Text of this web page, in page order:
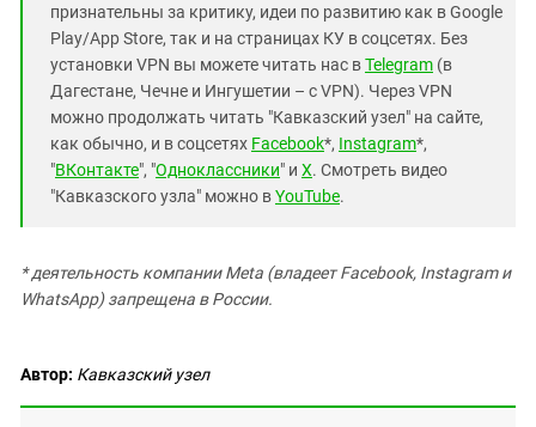
признательны за критику, идеи по развитию как в Google
Play/App Store, так и на страницах КУ в соцсетях. Без
установки VPN вы можете читать нас вTelegram (в
Дагестане, Чечне и Ингушетии – с VPN). Через VPN
можно продолжать читать "Кавказский узел" на сайте,
как обычно, и в соцсетях Facebook*, Instagram*,
"ВКонтакте", "Одноклассники" и X. Смотреть видео
"Кавказского узла" можно вYouTube.
* деятельность компании Meta (владеет Facebook, Instagram и
WhatsApp) запрещена в России.
Автор: Кавказский узел